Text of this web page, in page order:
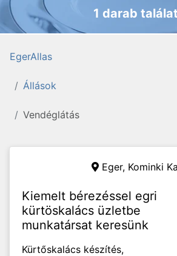
1 darab
EgerAllas
Állások
Vendéglátás
Eger, Kominki
Kiemelt bérezéssel egri
kürtöskalács üzletbe
munkatársat keresünk
Kürtőskalács készítés,